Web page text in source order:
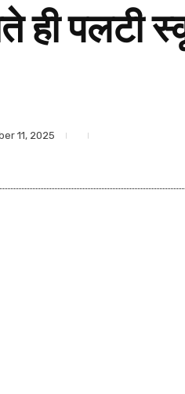
ही पलटी
11, 2025